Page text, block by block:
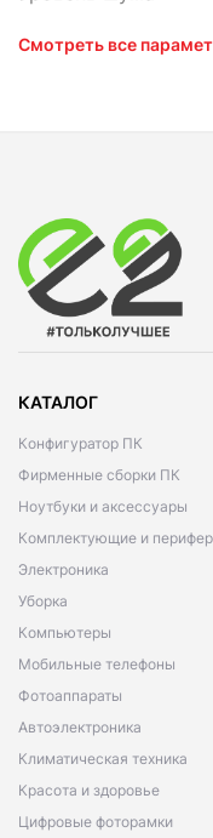
Смотреть все
КАТАЛОГ
Конфигуратор ПК
Фирменные сборки ПК
Ноутбуки и аксессуары
Комплектующие и
Электроника
Уборка
Компьютеры
Мобильные телефоны
Фотоаппараты
Автоэлектроника
Климатическая техника
Красота и здоровье
Цифровые фоторамки